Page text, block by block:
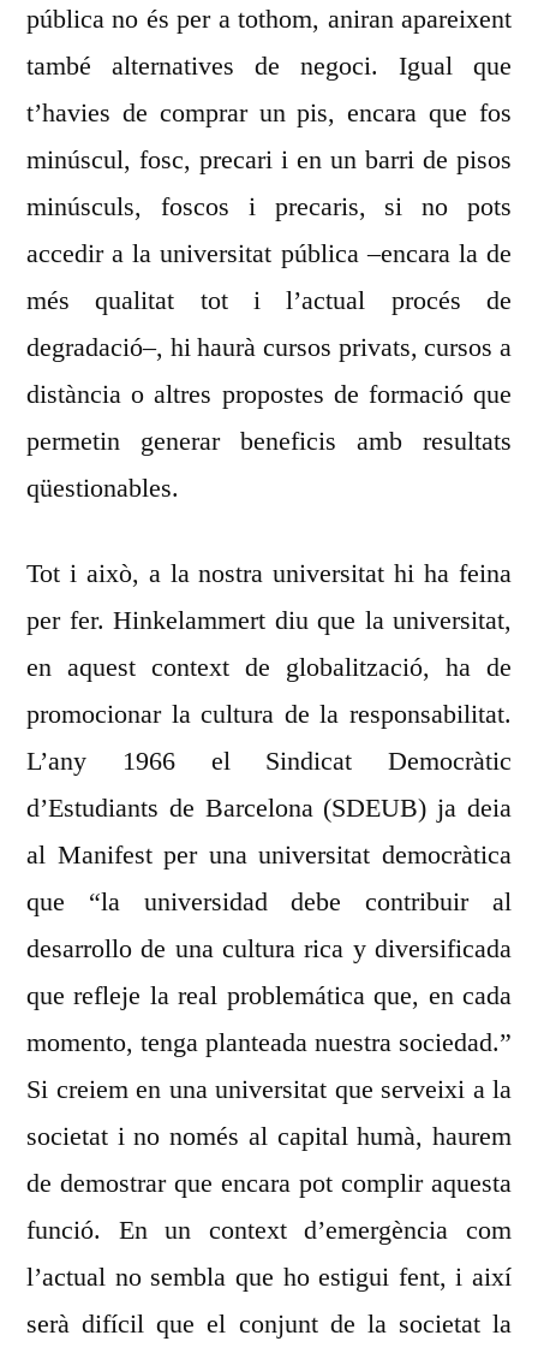
pública no és per a tothom, aniran apareixent
també alternatives de negoci. Igual que
t’havies de comprar un pis, encara que fos
minúscul, fosc, precari i en un barri de pisos
minúsculs, foscos i precaris, si no pots
accedir a la universitat pública –encara la de
més qualitat tot i l’actual procés de
degradació–, hi haurà cursos privats, cursos a
distància o altres propostes de formació que
permetin generar beneficis amb resultats
qüestionables.
Tot i això, a la nostra universitat hi ha feina
per fer. Hinkelammert diu que la universitat,
en aquest context de globalització, ha de
promocionar la cultura de la responsabilitat.
L’any 1966 el Sindicat Democràtic
d’Estudiants de Barcelona (SDEUB) ja deia
al Manifest per una universitat democràtica
que “la universidad debe contribuir al
desarrollo de una cultura rica y diversificada
que refleje la real problemática que, en cada
momento, tenga planteada nuestra sociedad.”
Si creiem en una universitat que serveixi a la
societat i no només al capital humà, haurem
de demostrar que encara pot complir aquesta
funció. En un context d’emergència com
l’actual no sembla que ho estigui fent, i així
serà difícil que el conjunt de la societat la